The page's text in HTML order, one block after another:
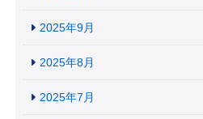
2025年9月
2025年8月
2025年7月